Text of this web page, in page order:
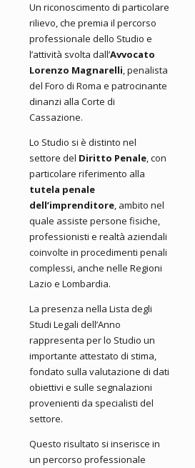
Un riconoscimento di particolare
rilievo, che premia il percorso
professionale dello Studio e
l’attività svolta dall’Avvocato
Lorenzo Magnarelli, penalista
del Foro di Roma e patrocinante
dinanzi alla Corte di
Cassazione.
Lo Studio si è distinto nel
settore del Diritto Penale, con
particolare riferimento alla
tutela penale
dell’imprenditore, ambito nel
quale assiste persone fisiche,
professionisti e realtà aziendali
coinvolte in procedimenti penali
complessi, anche nelle Regioni
Lazio e Lombardia.
La presenza nella Lista degli
Studi Legali dell’Anno
rappresenta per lo Studio un
importante attestato di stima,
fondato sulla valutazione di dati
obiettivi e sulle segnalazioni
provenienti da specialisti del
settore.
Questo risultato si inserisce in
un percorso professionale